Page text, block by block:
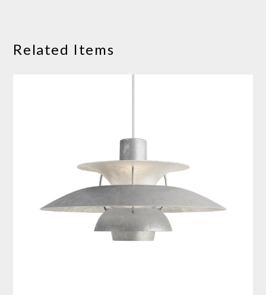
Related Items